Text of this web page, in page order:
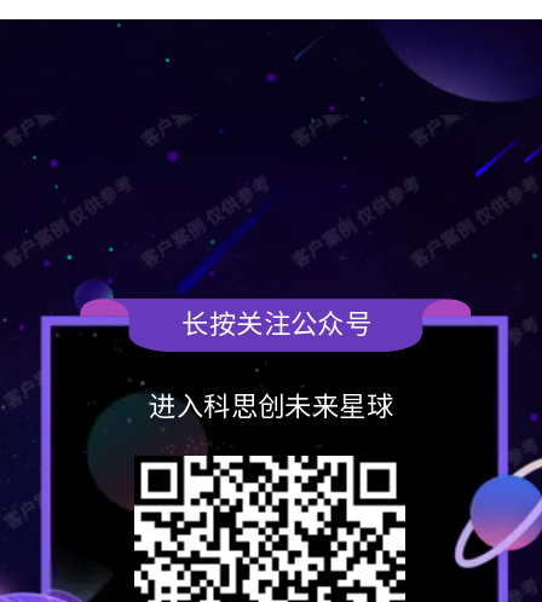
长按关注公众号
进入科思创未来星球